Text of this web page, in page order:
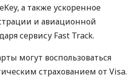
а также ускоренное
и авиационной
сервису Fast Track.
могут воспользоваться
страхованием от Visa.